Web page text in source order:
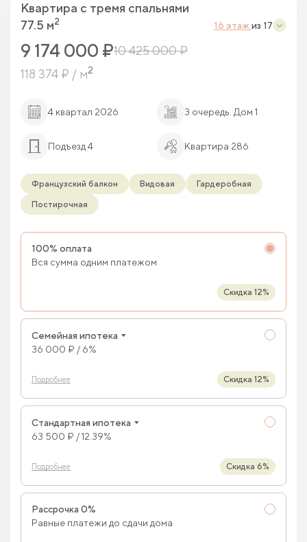
Квартира c тремя спальнями
77.5 м2 16 этаж из 17
9 174 000 ₽10 425 000 ₽
118 374 ₽ / м2
4 квартал 2026 3 очередь. Дом 1
Подъезд 4 Квартира 286
Французский балкон Видовая Гардеробная
Постирочная
100% оплата
Вся сумма одним платежом
Скидка 12%
Семейная ипотека
36 000 ₽ / 6%
Подробнее Скидка 12%
Стандартная ипотека
63 500 ₽ / 12.39%
Подробнее Скидка 6%
Рассрочка 0%
Равные платежи до сдачи дома